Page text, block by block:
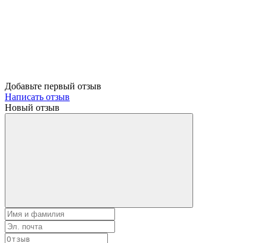
Добавьте первый отзыв
Написать отзыв
Новый отзыв